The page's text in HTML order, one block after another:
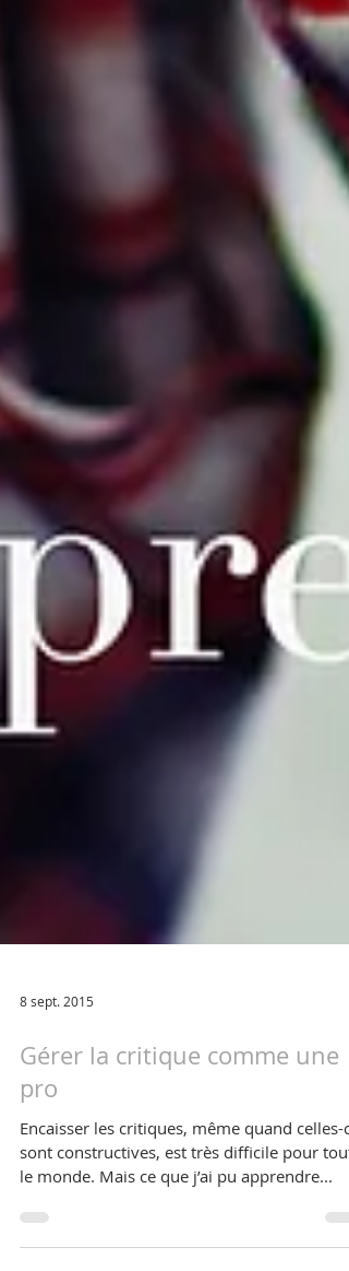
8 sept. 2015
Gérer la critique comme une
pro
Encaisser les critiques, même quand celles-ci
le monde. Mais ce que j’ai pu apprendre...